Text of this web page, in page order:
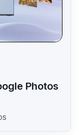
Photos